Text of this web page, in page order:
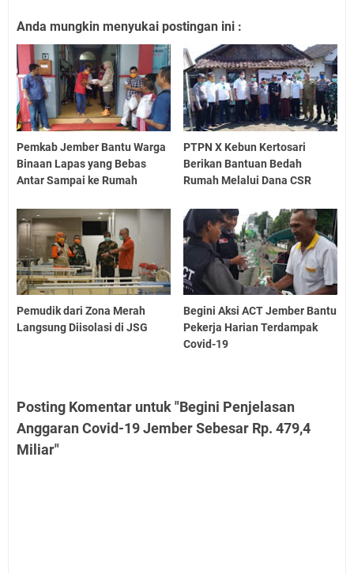
Anda mungkin menyukai postingan ini :
Pemkab Jember Bantu Warga
Binaan Lapas yang Bebas
Antar Sampai ke Rumah
PTPN X Kebun Kertosari
Berikan Bantuan Bedah
Rumah Melalui Dana CSR
Pemudik dari Zona Merah
Langsung Diisolasi di JSG
Begini Aksi ACT Jember Bantu
Pekerja Harian Terdampak
Covid-19
Posting Komentar untuk "Begini Penjelasan
Anggaran Covid-19 Jember Sebesar Rp. 479,4
Miliar"